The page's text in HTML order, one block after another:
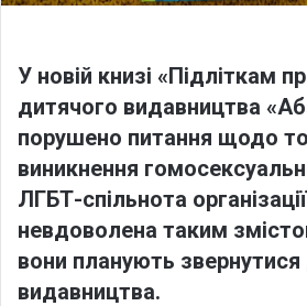
У новій книзі «Підліткам
дитячого видавництва
порушено питання щодо
виникнення
ЛГБТ-спільнота
невдоволена таким
вони планують
видавництва.